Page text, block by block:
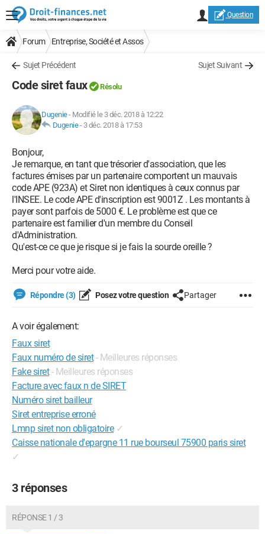
Question
Forum Entreprise, Société et Assos
Sujet Précédent Sujet Suivant
Code siret faux Résolu
Dugenie- Modifié le 3 déc. 2018 à 12:22
Dugenie- 3 déc. 2018 à 17:53
Bonjour,
Je remarque, en tant que trésorier d'association, que les
factures émises par un partenaire comportent un mauvais
code APE (923A) et Siret non identiques à ceux connus par
l'INSEE. Le code APE d'inscription est 9001Z . Les montants à
payer sont parfois de 5000 €. Le problème est que ce
partenaire est familier d'un membre du Conseil
d'Administration.
Qu'est-ce ce que je risque si je fais la sourde oreille ?
Merci pour votre aide.
Répondre (3) Posez votre question Partager
A voir également:
Faux siret
Faux numéro de siret - Meilleures réponses
Fake siret - Meilleures réponses
Facture avec faux n de SIRET
Numéro siret bailleur
Siret entreprise erroné
Lmnp siret non obligatoire ✓
Caisse nationale d'epargne 11 rue bourseul 75900 paris siret
✓
3 réponses
RÉPONSE 1 / 3